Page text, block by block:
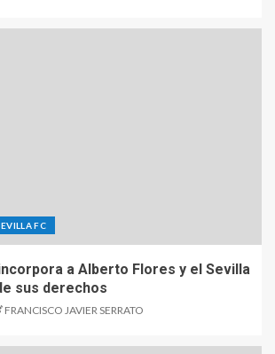
FC
incorpora a Alberto Flores y el Sevilla
sus derechos
FRANCISCO JAVIER SERRATO